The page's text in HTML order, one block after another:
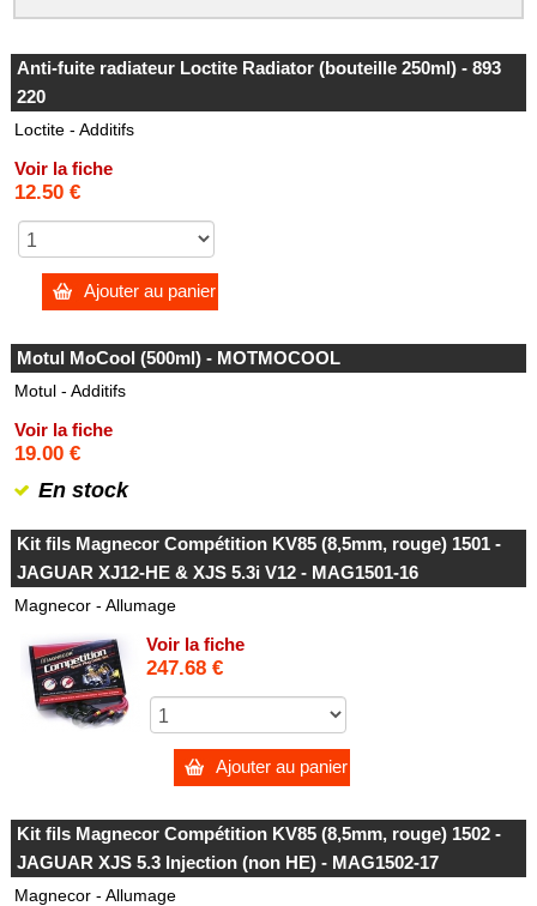
Anti-fuite radiateur Loctite Radiator (bouteille 250ml) - 893
220
Loctite - Additifs
Voir la fiche
12.50 €
Ajouter au panier
Motul MoCool (500ml) - MOTMOCOOL
Motul - Additifs
Voir la fiche
19.00 €
En stock
Kit fils Magnecor Compétition KV85 (8,5mm, rouge) 1501 -
JAGUAR XJ12-HE & XJS 5.3i V12 - MAG1501-16
Magnecor - Allumage
Voir la fiche
247.68 €
Ajouter au panier
Kit fils Magnecor Compétition KV85 (8,5mm, rouge) 1502 -
JAGUAR XJS 5.3 Injection (non HE) - MAG1502-17
Magnecor - Allumage